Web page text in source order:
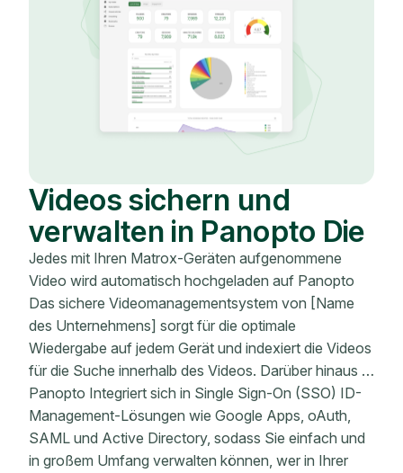
Videos sichern und
verwalten in Panopto Die
Jedes mit Ihren Matrox-Geräten aufgenommene
Video wird automatisch hochgeladen auf Panopto
Das sichere Videomanagementsystem von [Name
des Unternehmens] sorgt für die optimale
Wiedergabe auf jedem Gerät und indexiert die Videos
für die Suche innerhalb des Videos. Darüber hinaus …
Panopto Integriert sich in Single Sign-On (SSO) ID-
Management-Lösungen wie Google Apps, oAuth,
SAML und Active Directory, sodass Sie einfach und
in großem Umfang verwalten können, wer in Ihrer